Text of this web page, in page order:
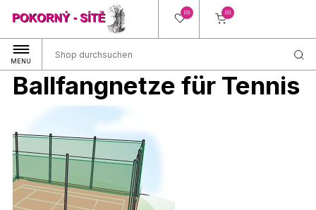
(0) (0)
MENU
Ballfangnetze für Tennis